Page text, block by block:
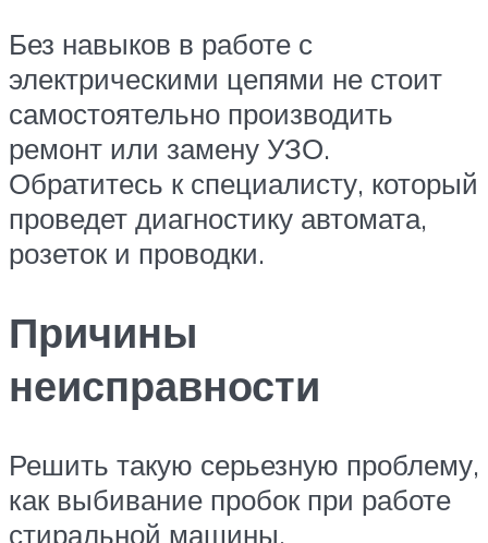
Без навыков в работе с
электрическими цепями не стоит
самостоятельно производить
ремонт или замену УЗО.
Обратитесь к специалисту, который
проведет диагностику автомата,
розеток и проводки.
Причины
неисправности
Решить такую серьезную проблему,
как выбивание пробок при работе
стиральной машины,